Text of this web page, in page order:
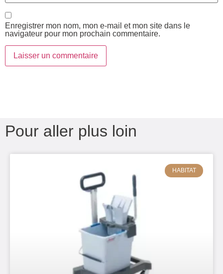
Enregistrer mon nom, mon e-mail et mon site dans le
navigateur pour mon prochain commentaire.
Pour aller plus loin
HABITAT